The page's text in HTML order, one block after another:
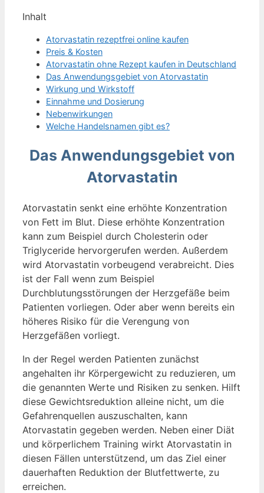
Inhalt
Atorvastatin rezeptfrei online kaufen
Preis & Kosten
Atorvastatin ohne Rezept kaufen in Deutschland
Das Anwendungsgebiet von Atorvastatin
Wirkung und Wirkstoff
Einnahme und Dosierung
Nebenwirkungen
Welche Handelsnamen gibt es?
Das Anwendungsgebiet von
Atorvastatin
Atorvastatin senkt eine erhöhte Konzentration
von Fett im Blut. Diese erhöhte Konzentration
kann zum Beispiel durch Cholesterin oder
Triglyceride hervorgerufen werden. Außerdem
wird Atorvastatin vorbeugend verabreicht. Dies
ist der Fall wenn zum Beispiel
Durchblutungsstörungen der Herzgefäße beim
Patienten vorliegen. Oder aber wenn bereits ein
höheres Risiko für die Verengung von
Herzgefäßen vorliegt.
In der Regel werden Patienten zunächst
angehalten ihr Körpergewicht zu reduzieren, um
die genannten Werte und Risiken zu senken. Hilft
diese Gewichtsreduktion alleine nicht, um die
Gefahrenquellen auszuschalten, kann
Atorvastatin gegeben werden. Neben einer Diät
und körperlichem Training wirkt Atorvastatin in
diesen Fällen unterstützend, um das Ziel einer
dauerhaften Reduktion der Blutfettwerte, zu
erreichen.